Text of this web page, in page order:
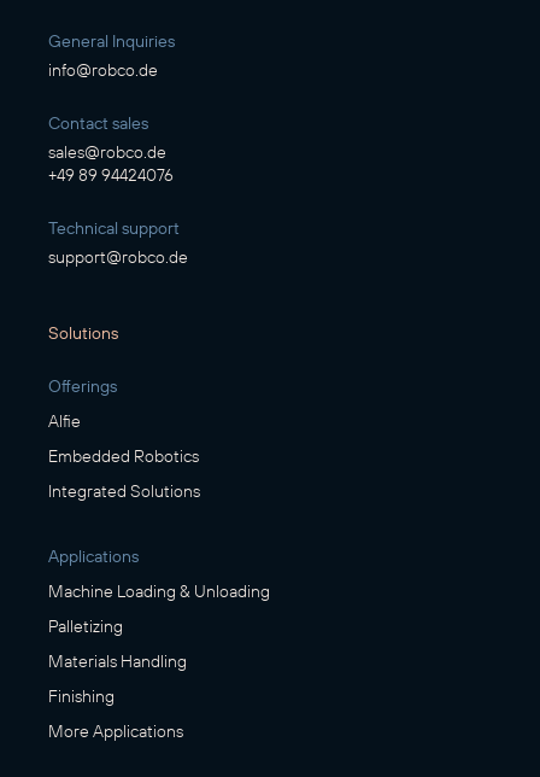
General Inquiries
info@robco.de
Contact sales
sales@robco.de
+49 89 94424076
Technical support
support@robco.de
Solutions
Offerings
Alfie
Embedded Robotics
Integrated Solutions
Applications
Machine Loading & Unloading
Palletizing
Materials Handling
Finishing
More Applications